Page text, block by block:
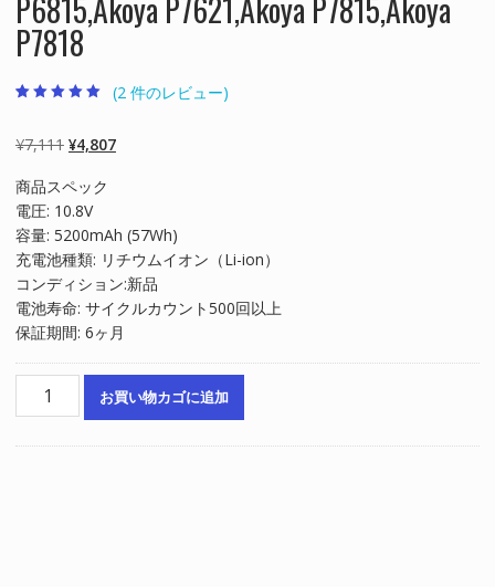
P7818
評価のうち、
5.00点
(2 件のレビュー)
¥7,111 元
価
格
は
¥7,111
で
し
た。
¥4,807現
格
は
¥4,807
で
す。
商品スペック
電圧: 10.8V
容量: 5200mAh (57Wh)
充電池種類: リチウムイオン（Li-ion）
コンディション:新品
電池寿命: サイクルカウント500回以上
保証期間: 6ヶ月
お買い物カゴに追加